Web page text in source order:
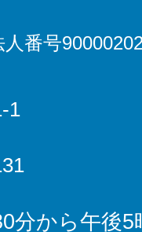
人番号
1
分から午後5